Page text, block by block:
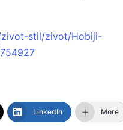
zivot-stil/zivot/Hobiji-
LinkedIn More